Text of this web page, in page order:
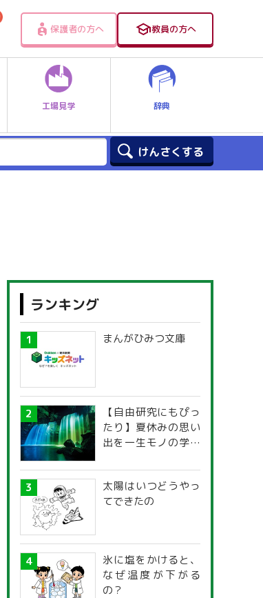
保護者の方へ 教員の方へ
工場見学 辞典
ランキング
まんがひみつ文庫
【自由研究にもぴっ
たり】夏休みの思い
出を一生モノの学び
探究ガイド
太陽はいつどうやっ
てできたの
氷に塩をかけると、
なぜ温度が下がる
の？